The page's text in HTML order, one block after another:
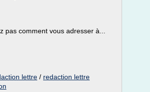
comment vous adresser à...
lettre / redaction lettre